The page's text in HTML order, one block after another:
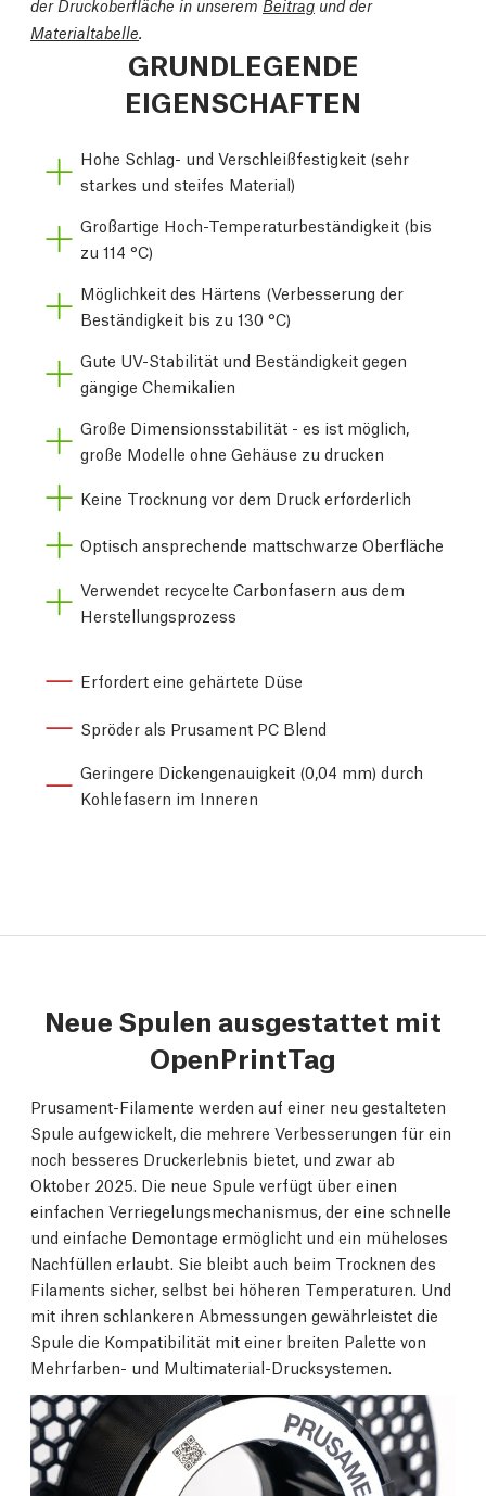
der Druckoberfläche in unserem Beitrag und der
Materialtabelle.
GRUNDLEGENDE
EIGENSCHAFTEN
Hohe Schlag- und Verschleißfestigkeit (sehr
starkes und steifes Material)
Großartige Hoch-Temperaturbeständigkeit (bis
zu 114 °C)
Möglichkeit des Härtens (Verbesserung der
Beständigkeit bis zu 130 °C)
Gute UV-Stabilität und Beständigkeit gegen
gängige Chemikalien
Große Dimensionsstabilität - es ist möglich,
große Modelle ohne Gehäuse zu drucken
Keine Trocknung vor dem Druck erforderlich
Optisch ansprechende mattschwarze Oberfläche
Verwendet recycelte Carbonfasern aus dem
Herstellungsprozess
Erfordert eine gehärtete Düse
Spröder als Prusament PC Blend
Geringere Dickengenauigkeit (0,04 mm) durch
Kohlefasern im Inneren
Neue Spulen ausgestattet mit
OpenPrintTag
Prusament-Filamente werden auf einer neu gestalteten
Spule aufgewickelt, die mehrere Verbesserungen für ein
noch besseres Druckerlebnis bietet, und zwar ab
Oktober 2025. Die neue Spule verfügt über einen
einfachen Verriegelungsmechanismus, der eine schnelle
und einfache Demontage ermöglicht und ein müheloses
Nachfüllen erlaubt. Sie bleibt auch beim Trocknen des
Filaments sicher, selbst bei höheren Temperaturen. Und
mit ihren schlankeren Abmessungen gewährleistet die
Spule die Kompatibilität mit einer breiten Palette von
Mehrfarben- und Multimaterial-Drucksystemen.